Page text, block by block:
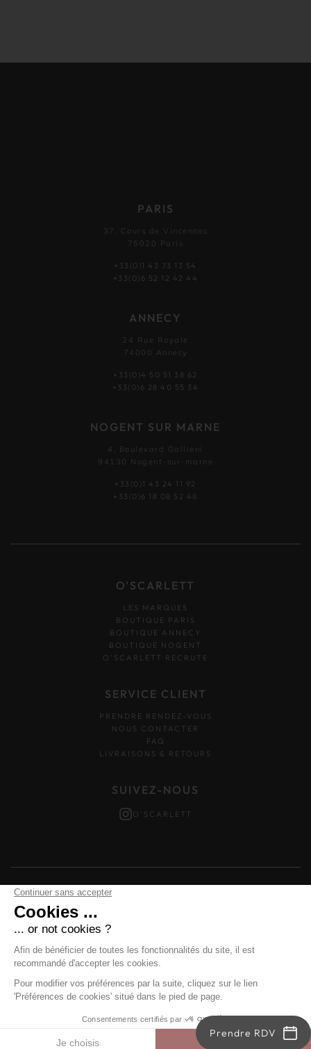
Prendre RDV
PARIS
37, Cours de Vincennes
75020 Paris
+33(0)1 43 73 13 54
+33(0)6 52 12 42 44
ANNECY
24 Rue Royale
74000 Annecy
+33(0)4 50 51 38 62
+33(0)6 28 40 55 34
NOGENT SUR MARNE
4, Boulevard Gallieni
94130 Nogent-sur-marne
+33(0)1 43 24 11 92
+33(0)6 18 08 52 48
O'SCARLETT
LES MARQUES
BOUTIQUE PARIS
BOUTIQUE ANNECY
BOUTIQUE NOGENT
O’SCARLETT RECRUTE
SERVICE CLIENT
PRENDRE RENDEZ-VOUS
NOUS CONTACTER
FAQ
LIVRAISONS & RETOURS
SUIVEZ-NOUS
O'SCARLETT
Mentions légales